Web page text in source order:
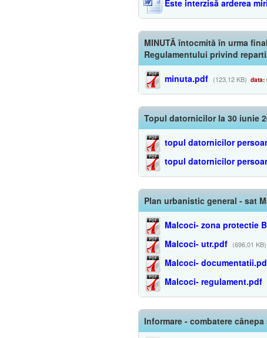
Este interzisă arderea
MINUTĂ întocmită în urma
Regulamentului privind
minuta.pdf (123,12 KB) data:
Topul datornicilor la 30 iunie
topul datornicilor
topul datornicilor
Plan urbanistic general - sat
Malcoci- zona protectie
Malcoci- utr.pdf (696,01 KB)
Malcoci-
Malcoci- regulament.pdf
Informare - combatere